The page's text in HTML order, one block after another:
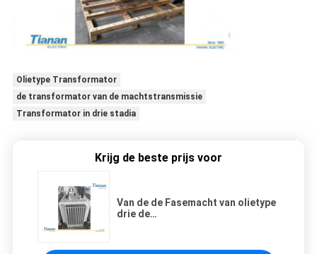
Olietype Transformator
de transformator van de machtstransmissie
Transformator in drie stadia
Krijg de beste prijs voor
Van de de Fasemacht van olietype
drie de
wordt verzegeld